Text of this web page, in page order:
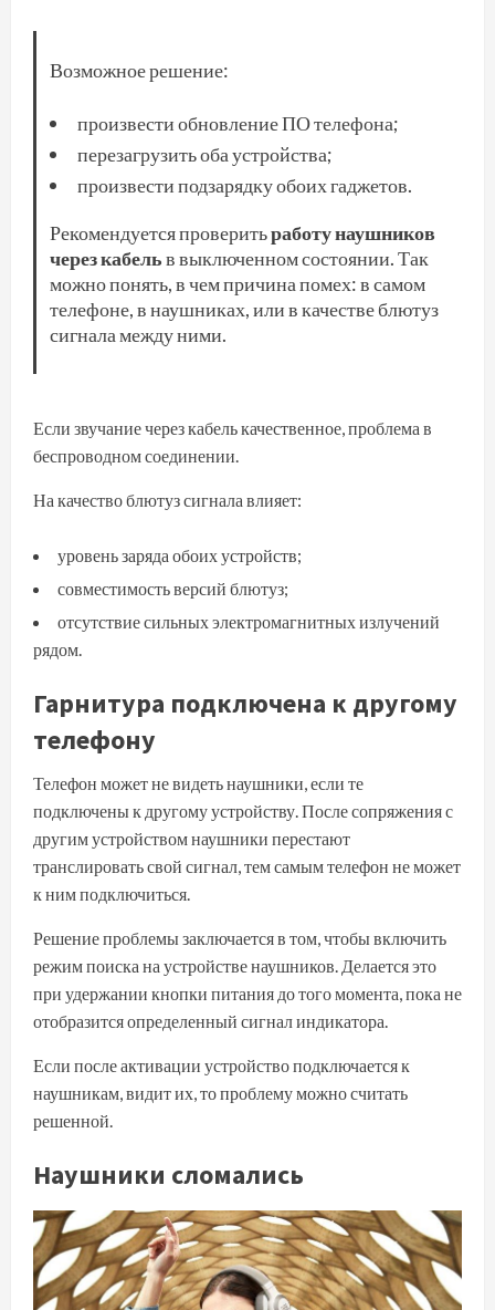
Возможное решение:
произвести обновление ПО телефона;
перезагрузить оба устройства;
произвести подзарядку обоих гаджетов.
Рекомендуется проверитьработу наушников
через кабельв выключенном состоянии. Так
можно понять, в чем причина помех: в самом
телефоне, в наушниках, или в качестве блютуз
сигнала между ними.
Если звучание через кабель качественное, проблема в
беспроводном соединении.
На качество блютуз сигнала влияет:
уровень заряда обоих устройств;
совместимость версий блютуз;
отсутствие сильных электромагнитных излучений
рядом.
Гарнитура подключена к другому
телефону
Телефон может не видеть наушники, если те
подключены к другому устройству. После сопряжения с
другим устройством наушники перестают
транслировать свой сигнал, тем самым телефон не может
к ним подключиться.
Решение проблемы заключается в том, чтобы включить
режим поиска на устройстве наушников. Делается это
при удержании кнопки питания до того момента, пока не
отобразится определенный сигнал индикатора.
Если после активации устройство подключается к
наушникам, видит их, то проблему можно считать
решенной.
Наушники сломались